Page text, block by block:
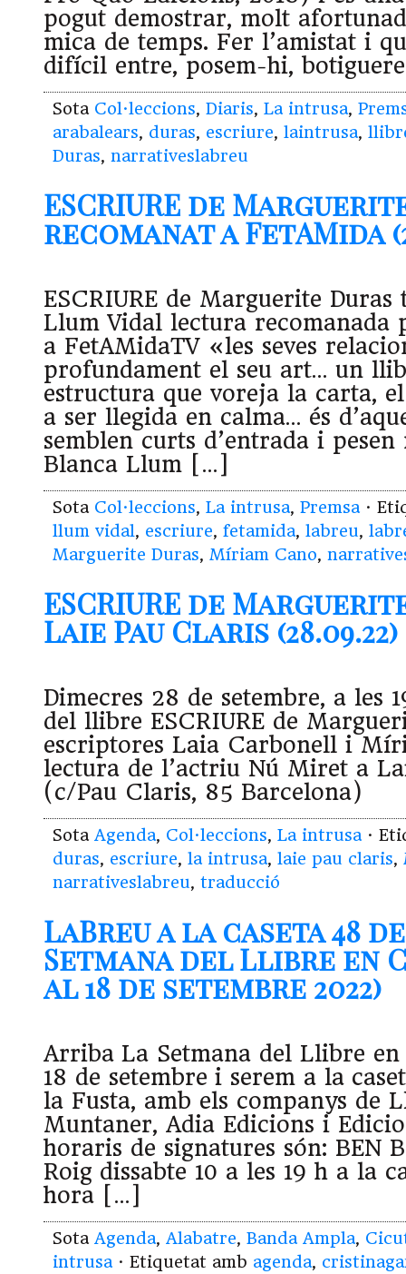
pogut demostrar, molt
mica de temps. Fer l’amistat i
difícil entre, posem-hi,
Sota Col·leccions, Diaris, La intrusa,
arabalears, duras, escriure, laintrusa,
Duras, narrativeslabreu
ESCRIURE de
recomanat a FetAMida
ESCRIURE de Marguerite
Llum Vidal lectura recomanada
a FetAMidaTV «les seves
profundament el seu art… un
estructura que voreja la carta,
a ser llegida en calma… és
semblen curts d’entrada i
Blanca Llum […]
Sota Col·leccions, La intrusa, Premsa ·
llum vidal, escriure, fetamida, labreu,
Marguerite Duras, Míriam Cano,
ESCRIURE de
Laie Pau Claris (28.09.22)
Dimecres 28 de setembre, a les
del llibre ESCRIURE de
escriptores Laia Carbonell i
lectura de l’actriu Nú Miret a
(c/Pau Claris, 85 Barcelona)
Sota Agenda, Col·leccions, La intrusa ·
duras, escriure, la intrusa, laie pau claris,
narrativeslabreu, traducció
LaBreu a la caseta 48
Setmana del Llibre en
al 18 de setembre 2022)
Arriba La Setmana del Llibre
18 de setembre i serem a la
la Fusta, amb els companys de
Muntaner, Adia Edicions i
horaris de signatures són: BEN
Roig dissabte 10 a les 19 h a la
hora […]
Sota Agenda, Alabatre, Banda Ampla,
intrusa · Etiquetat amb agenda,